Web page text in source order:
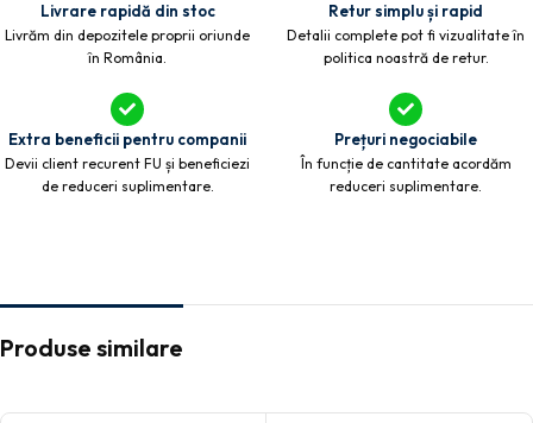
Livrare rapidă din stoc
Livrăm din depozitele proprii oriunde
în România.
Retur simplu și rapid
Detalii complete pot fi vizualitate în
politica noastră de retur.
Extra beneficii pentru companii
Devii client recurent FU și beneficiezi
de reduceri suplimentare.
Prețuri negociabile
În funcție de cantitate acordăm
reduceri suplimentare.
Produse similare